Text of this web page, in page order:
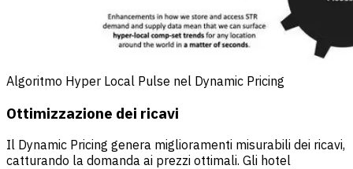
Algoritmo Hyper Local Pulse nel Dynamic Pricing
Ottimizzazione dei ricavi
Il Dynamic Pricing genera miglioramenti misurabili dei ricavi,
catturando la domanda ai prezzi ottimali. Gli hotel